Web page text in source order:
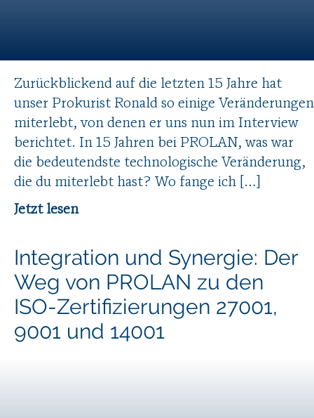
Zurückblickend auf die letzten 15 Jahre hat
unser Prokurist Ronald so einige Veränderungen
miterlebt, von denen er uns nun im Interview
berichtet. In 15 Jahren bei PROLAN, was war
die bedeutendste technologische Veränderung,
die du miterlebt hast? Wo fange ich […]
Jetzt lesen
Integration und Synergie: Der
Weg von PROLAN zu den
ISO-Zertifizierungen 27001,
9001 und 14001